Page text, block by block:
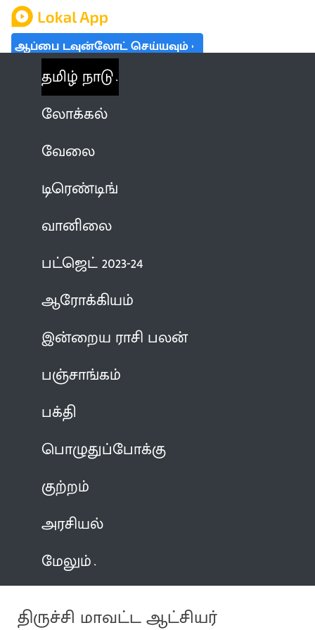
ஆப்பை டவுன்லோட் செய்யவும்
தமிழ் நாடு
லோக்கல்
வேலை
டிரெண்டிங்
வானிலை
பட்ஜெட் 2023-24
ஆரோக்கியம்
இன்றைய ராசி பலன்
பஞ்சாங்கம்
பக்தி
பொழுதுப்போக்கு
குற்றம்
அரசியல்
மேலும்
திருச்சி மாவட்ட ஆட்சியர்